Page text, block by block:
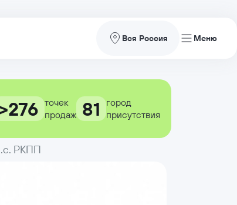
Вся Россия
точек
продаж 81
город
присутствия
РКПП